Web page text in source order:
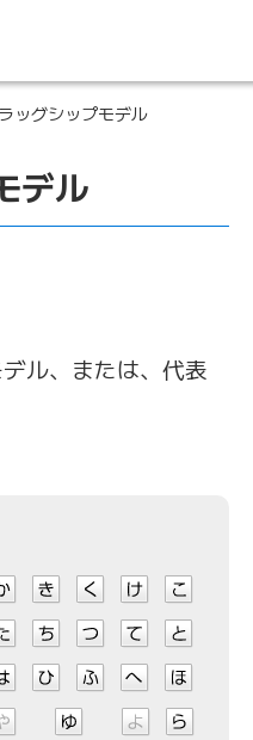
ッグシップモデル
デル
ル、または、代表